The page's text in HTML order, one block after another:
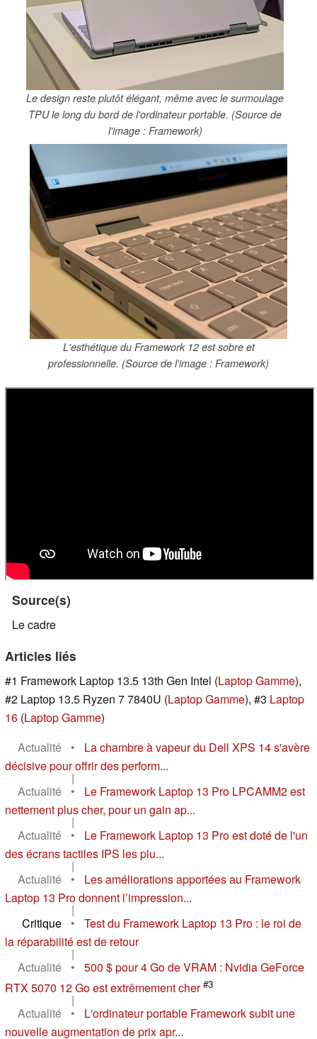
Le design reste plutôt élégant, même avec le surmoulage
TPU le long du bord de l'ordinateur portable. (Source de
l'image : Framework)
L'esthétique du Framework 12 est sobre et
professionnelle. (Source de l'image : Framework)
Source(s)
Le cadre
Articles liés
#1 Framework Laptop 13.5 13th Gen Intel (Laptop Gamme),
#2 Laptop 13.5 Ryzen 7 7840U (Laptop Gamme), #3 Laptop
16 (Laptop Gamme)
Actualité
•
La chambre à vapeur du Dell XPS 14 s'avère
décisive pour offrir des perform...
|
Actualité
•
Le Framework Laptop 13 Pro LPCAMM2 est
nettement plus cher, pour un gain ap...
|
Actualité
•
Le Framework Laptop 13 Pro est doté de l'un
des écrans tactiles IPS les plu...
|
Actualité
•
Les améliorations apportées au Framework
Laptop 13 Pro donnent l’impression...
|
Critique
•
Test du Framework Laptop 13 Pro : le roi de
la réparabilité est de retour
|
Actualité
•
500 $ pour 4 Go de VRAM : Nvidia GeForce
RTX 5070 12 Go est extrêmement cher #3
|
Actualité
•
L'ordinateur portable Framework subit une
nouvelle augmentation de prix apr...